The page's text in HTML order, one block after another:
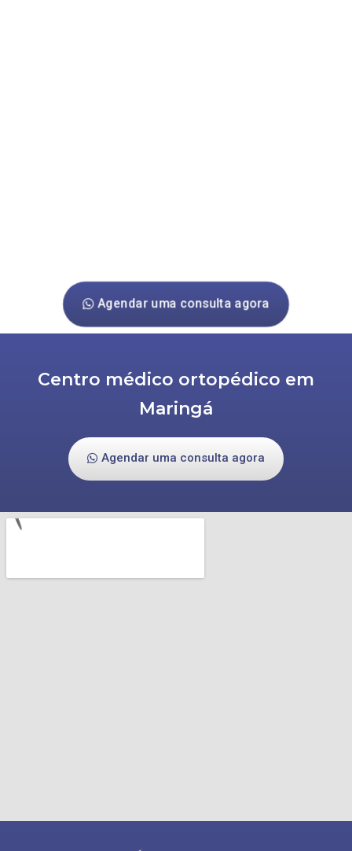
Agendar uma consulta agora
Centro médico ortopédico em
Maringá
Agendar uma consulta agora